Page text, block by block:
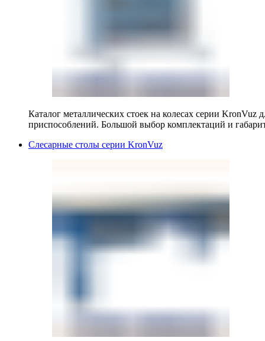
Каталог металлических стоек на колесах серии KronVuz
приспособлений. Большой выбор комплектаций и
Слесарные столы серии KronVuz